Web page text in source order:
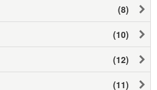
(8)
(10)
(12)
(11)